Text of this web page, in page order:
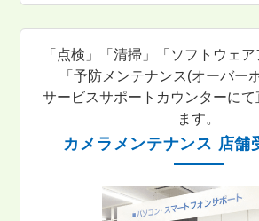
「点検」「清掃」「ソフトウェア
「予防メンテナンス(オーバー
サービスサポートカウンターにて
ます。
カメラメンテナンス 店舗